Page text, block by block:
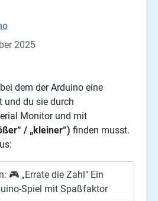
2025
dem der Arduino eine
und du sie durch
Monitor und mit
/ „kleiner“) finden musst.
🎮 „Errate die Zahl" Ein
Spiel mit Spaßfaktor